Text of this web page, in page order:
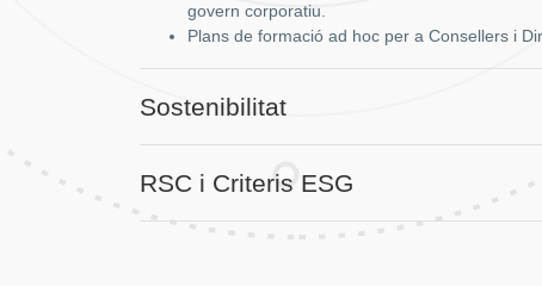
govern corporatiu.
Plans de formació ad hoc per a Consellers i
Sostenibilitat
RSC i Criteris ESG